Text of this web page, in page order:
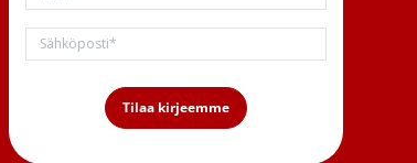
Tilaa kirjeemme